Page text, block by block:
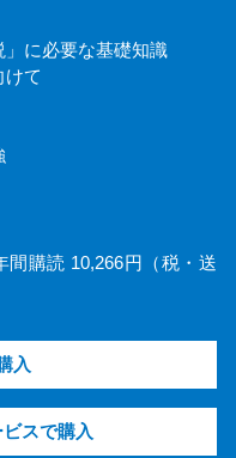
」に必要な基礎知識
けて
購読 10,266円（税・送
入
スで購入